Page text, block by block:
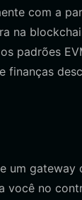
com a
na
padrões
finanças
um gateway
você no